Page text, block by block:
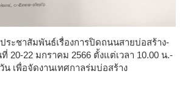
ระชาสัมพันธ์เรื่องการปิดถนนสายบ่อสร้าง-
20-22 มกราคม 2566 ตั้งแต่เวลา 10.00 น.-
น เพื่อจัดงานเทศกาลร่มบ่อสร้าง